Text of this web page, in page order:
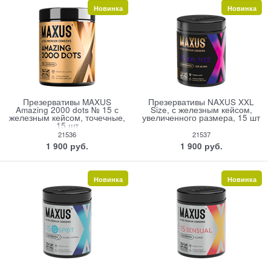
Презервативы MAXUS
Amazing 2000 dots № 15 с
железным кейсом, точечные,
15 шт
21536
1 900 руб.
Новинка
Презервативы NAXUS XXL
Size, с железным кейсом,
увеличенного размера, 15 шт
21537
1 900 руб.
Новинка
Новинка Новинка